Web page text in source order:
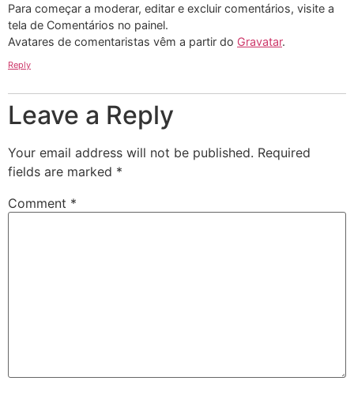
Para começar a moderar, editar e excluir comentários, visite a
tela de Comentários no painel.
Avatares de comentaristas vêm a partir do Gravatar.
Reply
Leave a Reply
Your email address will not be published. Required
fields are marked *
Comment *